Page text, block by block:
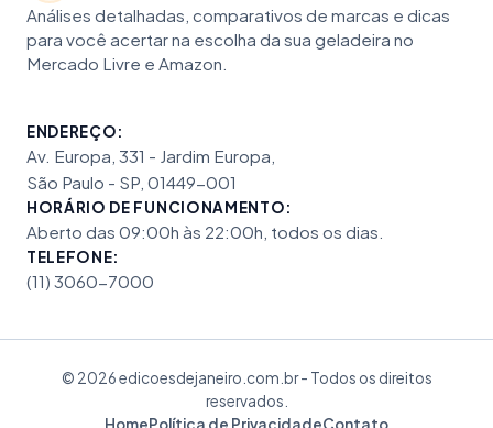
Análises detalhadas, comparativos de marcas e dicas
para você acertar na escolha da sua geladeira no
Mercado Livre e Amazon.
ENDEREÇO:
Av. Europa, 331 - Jardim Europa,
São Paulo - SP, 01449-001
HORÁRIO DE FUNCIONAMENTO:
Aberto das 09:00h às 22:00h, todos os dias.
TELEFONE:
(11) 3060-7000
© 2026 edicoesdejaneiro.com.br - Todos os direitos
reservados.
HomePolítica de PrivacidadeContato